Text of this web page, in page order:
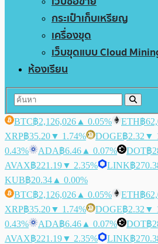
กระเป๋าเก็บเหรียญ
เครื่องขุด
เว็บขุดแบบ Cloud
ห้องเรียน
BTC฿2,126,026 ▲ 0.05% ETH฿
XRP฿35.20▼ 1.74% DOGE฿2.32 ▼
0.43%
ADA฿6.46 ▲ 0.07% DOT฿
AVAX฿221.19▼ 2.35% LINK฿
KUB฿20.34 ▲ 0.00%
BTC฿2,126,026 ▲ 0.05% ETH฿
XRP฿35.20▼ 1.74% DOGE฿2.32 ▼
0.43%
ADA฿6.46 ▲ 0.07% DOT฿
AVAX฿221.19▼ 2.35% LINK฿